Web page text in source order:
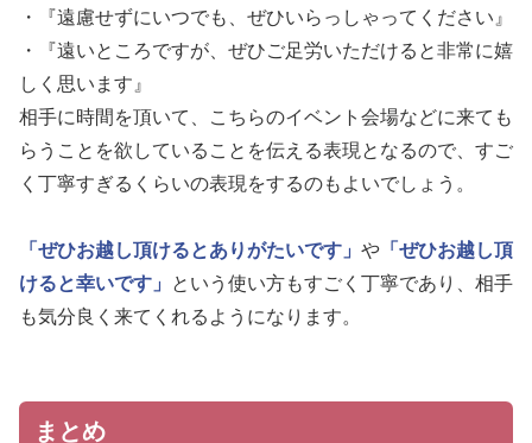
・『遠慮せずにいつでも、ぜひいらっしゃってください』
・『遠いところですが、ぜひご足労いただけると非常に嬉
しく思います』
相手に時間を頂いて、こちらのイベント会場などに来ても
らうことを欲していることを伝える表現となるので、すご
く丁寧すぎるくらいの表現をするのもよいでしょう。
「ぜひお越し頂けるとありがたいです」 や 「ぜひお越し頂
けると幸いです」
という使い方もすごく丁寧であり、相手
も気分良く来てくれるようになります。
まとめ